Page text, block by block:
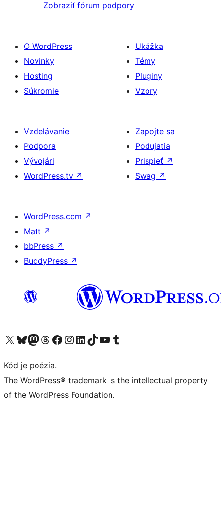
Zobraziť fórum podpory
O WordPress
Novinky
Hosting
Súkromie
Ukážka
Témy
Pluginy
Vzory
Vzdelávanie
Podpora
Vývojári
WordPress.tv ↗
Zapojte sa
Podujatia
Prispieť ↗
Swag ↗
WordPress.com ↗
Matt ↗
bbPress ↗
BuddyPress ↗
Navštívte náš účet na X (predtým Twitter)
Navštívte náš účet na platforme Bluesky
Navštívte náš účet na Mastodone
Navštívte náš účet na platforme Threads
Navštívte našu stránku na Facebooku
Navštívte náš účet Instagram
Navštívte náš účet LinkedIn
Navštívte náš účet na platforme TikTok
Navštívte náš kanál YouTube
Navštívte náš účet na platforme Tumblr
Kód je poézia.
The WordPress® trademark is the intellectual property
of the WordPress Foundation.